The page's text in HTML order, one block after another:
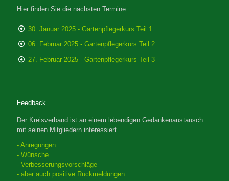
Hier finden Sie die nächsten Termine
30. Januar 2025 - Gartenpflegerkurs Teil 1
06. Februar 2025 - Gartenpflegerkurs Teil 2
27. Februar 2025 - Gartenpflegerkurs Teil 3
Feedback
Der Kreisverband ist an einem lebendigen Gedankenaustausch
mit seinen Mitgliedern interessiert.
- Anregungen
- Wünsche
- Verbesserungsvorschläge
- aber auch positive Rückmeldungen